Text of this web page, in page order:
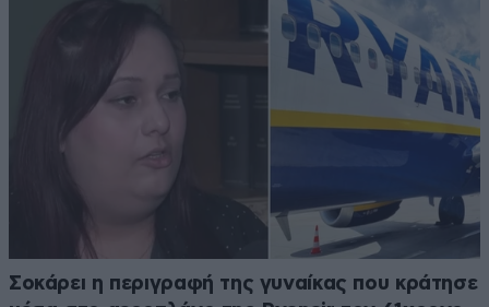
Σοκάρει η περιγραφή της γυναίκας που κράτησε